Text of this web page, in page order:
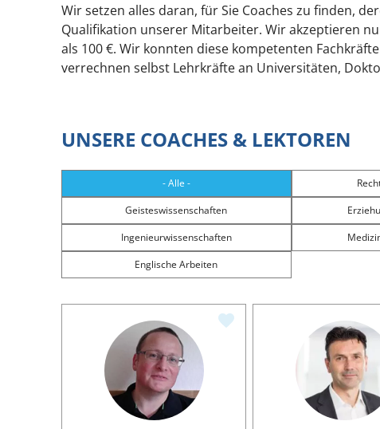
Wir setzen alles daran, für Sie Coaches zu finden,
Qualifikation unserer Mitarbeiter. Wir akzeptieren
als 100 €. Wir konnten diese kompetenten
verrechnen selbst Lehrkräfte an Universitäten,
UNSERE COACHES & LEKTOREN
- Alle -
Geisteswissenschaften
Ingenieurwissenschaften
Englische Arbeiten